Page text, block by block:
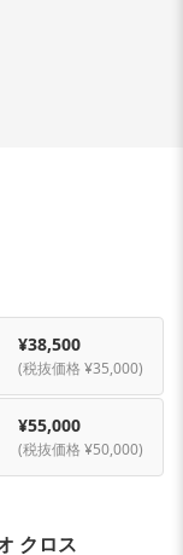
¥38,500
(税抜価格 ¥35,000)
¥55,000
(税抜価格 ¥50,000)
クロス